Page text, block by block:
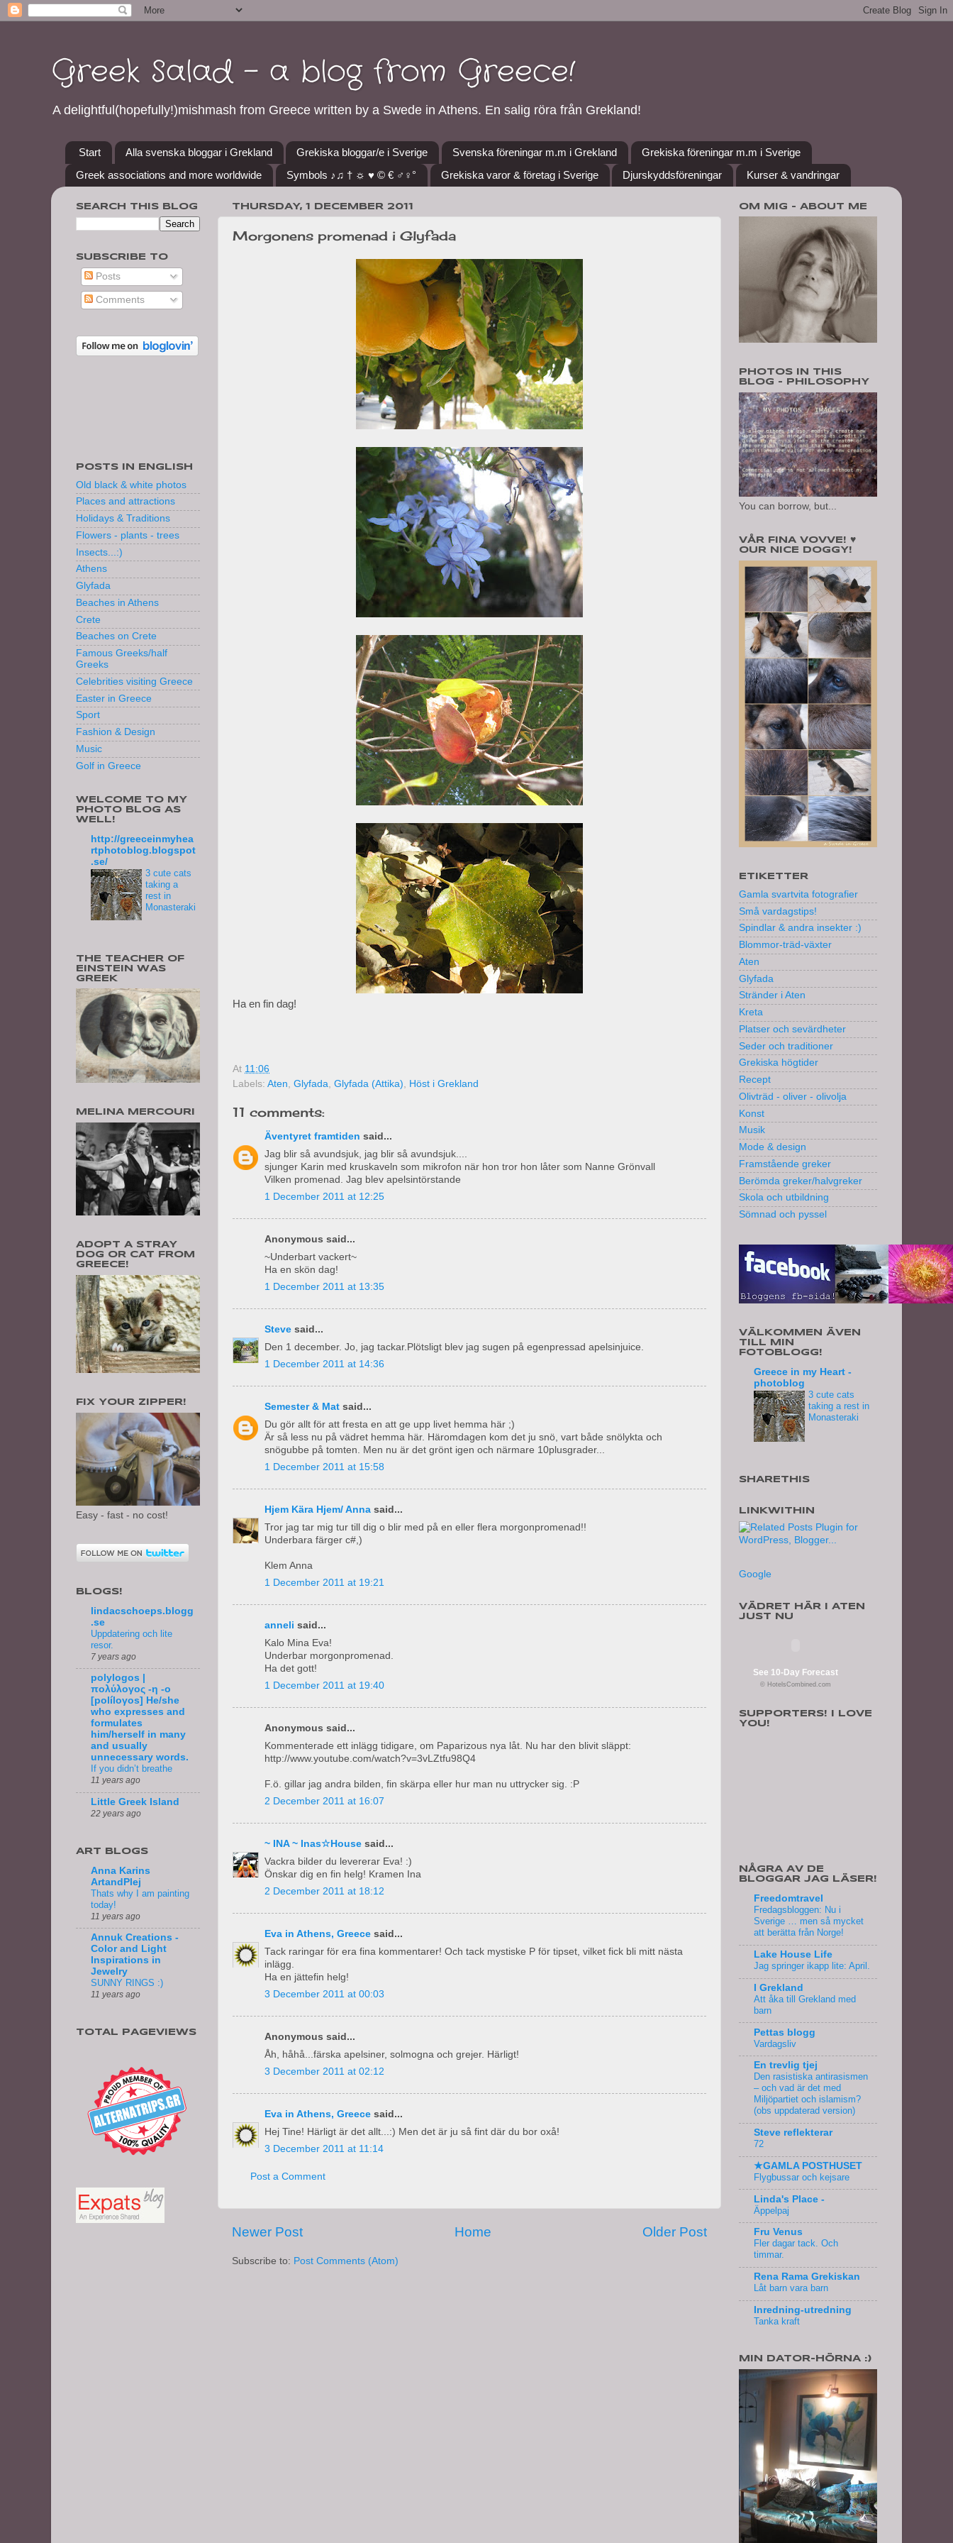
Greek Salad - a blog from Greece!
A delightful(hopefully!)mishmash from Greece written by a Swede in Athens. En salig röra från Grekland!
Start Alla svenska bloggar i Grekland Grekiska bloggar/e i Sverige Svenska föreningar m.m i Grekland
Grekiska föreningar m.m i Sverige
Greek associations and more worldwide
Symbols ♪♫ † ☼ ♥ © € ♂♀° Grekiska varor & företag i Sverige Djurskyddsföreningar Kurser & vandringar
THURSDAY, 1 DECEMBER 2011
Morgonens promenad i Glyfada
Ha en fin dag!
At 11:06
Labels: Aten, Glyfada, Glyfada (Attika), Höst i Grekland
11 comments:
Äventyret framtiden said...
Jag blir så avundsjuk, jag blir så avundsjuk....
sjunger Karin med kruskaveln som mikrofon när hon tror hon låter som Nanne Grönvall
Vilken promenad. Jag blev apelsintörstande
1 December 2011 at 12:25
Anonymous said...
~Underbart vackert~
Ha en skön dag!
1 December 2011 at 13:35
Steve said...
Den 1 december. Jo, jag tackar.Plötsligt blev jag sugen på egenpressad apelsinjuice.
1 December 2011 at 14:36
Semester & Mat said...
Du gör allt för att fresta en att ge upp livet hemma här ;)
Är så less nu på vädret hemma här. Häromdagen kom det ju snö, vart både snölykta och
snögubbe på tomten. Men nu är det grönt igen och närmare 10plusgrader...
1 December 2011 at 15:58
Hjem Kära Hjem/ Anna said...
Tror jag tar mig tur till dig o blir med på en eller flera morgonpromenad!!
Underbara färger c#,)
Klem Anna
1 December 2011 at 19:21
anneli said...
Kalo Mina Eva!
Underbar morgonpromenad.
Ha det gott!
1 December 2011 at 19:40
Anonymous said...
Kommenterade ett inlägg tidigare, om Paparizous nya låt. Nu har den blivit släppt:
http://www.youtube.com/watch?v=3vLZtfu98Q4
F.ö. gillar jag andra bilden, fin skärpa eller hur man nu uttrycker sig. :P
2 December 2011 at 16:07
~ INA ~ Inas☆House said...
Vackra bilder du levererar Eva! :)
Önskar dig en fin helg! Kramen Ina
2 December 2011 at 18:12
Eva in Athens, Greece said...
Tack raringar för era fina kommentarer! Och tack mystiske P för tipset, vilket fick bli mitt nästa
inlägg.
Ha en jättefin helg!
3 December 2011 at 00:03
Anonymous said...
Åh, håhå...färska apelsiner, solmogna och grejer. Härligt!
3 December 2011 at 02:12
Eva in Athens, Greece said...
Hej Tine! Härligt är det allt...:) Men det är ju så fint där du bor oxå!
3 December 2011 at 11:14
Post a Comment
Newer Post Older Post
Home
Subscribe to: Post Comments (Atom)
SEARCH THIS BLOG
SUBSCRIBE TO
Posts
Comments
POSTS IN ENGLISH
Old black & white photos
Places and attractions
Holidays & Traditions
Flowers - plants - trees
Insects...:)
Athens
Glyfada
Beaches in Athens
Crete
Beaches on Crete
Famous Greeks/half
Greeks
Celebrities visiting Greece
Easter in Greece
Sport
Fashion & Design
Music
Golf in Greece
WELCOME TO MY
PHOTO BLOG AS
WELL!
http://greeceinmyhea
rtphotoblog.blogspot
.se/
3 cute cats
taking a
rest in
Monasteraki
THE TEACHER OF
EINSTEIN WAS
GREEK
MELINA MERCOURI
ADOPT A STRAY
DOG OR CAT FROM
GREECE!
FIX YOUR ZIPPER!
Easy - fast - no cost!
BLOGS!
lindacschoeps.blogg
.se
Uppdatering och lite
resor.
7 years ago
polylogos |
πολύλογος -η -ο
[políloγos] He/she
who expresses and
formulates
him/herself in many
and usually
unnecessary words.
If you didn’t breathe
11 years ago
Little Greek Island
22 years ago
ART BLOGS
Anna Karins
ArtandPlej
Thats why I am painting
today!
11 years ago
Annuk Creations -
Color and Light
Inspirations in
Jewelry
SUNNY RINGS :)
11 years ago
TOTAL PAGEVIEWS
OM MIG - ABOUT ME
PHOTOS IN THIS
BLOG - PHILOSOPHY
You can borrow, but...
VÅR FINA VOVVE! ♥
OUR NICE DOGGY!
ETIKETTER
Gamla svartvita fotografier
Små vardagstips!
Spindlar & andra insekter :)
Blommor-träd-växter
Aten
Glyfada
Stränder i Aten
Kreta
Platser och sevärdheter
Seder och traditioner
Grekiska högtider
Recept
Olivträd - oliver - olivolja
Konst
Musik
Mode & design
Framstående greker
Berömda greker/halvgreker
Skola och utbildning
Sömnad och pyssel
VÄLKOMMEN ÄVEN
TILL MIN
FOTOBLOGG!
Greece in my Heart -
photoblog
3 cute cats
taking a rest in
Monasteraki
SHARETHIS
LINKWITHIN
Google
VÄDRET HÄR I ATEN
JUST NU
See 10-Day Forecast
© HotelsCombined.com
SUPPORTERS! I LOVE
YOU!
NÅGRA AV DE
BLOGGAR JAG LÄSER!
Freedomtravel
Fredagsbloggen: Nu i
Sverige … men så mycket
att berätta från Norge!
Lake House Life
Jag springer ikapp lite: April.
I Grekland
Att åka till Grekland med
barn
Pettas blogg
Vardagsliv
En trevlig tjej
Den rasistiska antirasismen
– och vad är det med
Miljöpartiet och islamism?
(obs uppdaterad version)
Steve reflekterar
72
★GAMLA POSTHUSET
Flygbussar och kejsare
Linda's Place -
Äppelpaj
Fru Venus
Fler dagar tack. Och
timmar.
Rena Rama Grekiskan
Låt barn vara barn
Inredning-utredning
Tanka kraft
MIN DATOR-HÖRNA :)